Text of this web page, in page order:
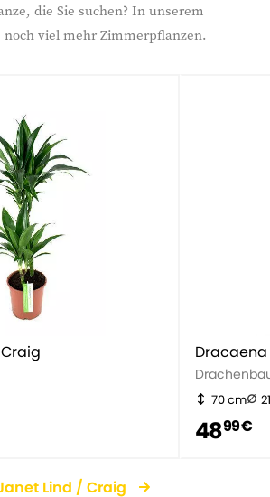
die Sie suchen? In unserem
noch viel mehr Zimmerpflanzen.
70 cm
4899 €
Lind / Craig